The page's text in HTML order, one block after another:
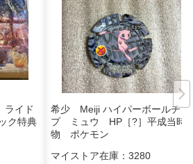
ライド
ク特典
希少 Meiji ハイパーボールチッ
プ ミュウ HP［?］平成当時
物 ポケモン
マイストア在庫： 3280